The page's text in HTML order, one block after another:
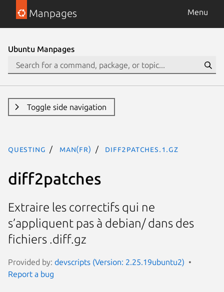
Manpages Menu
Ubuntu Manpages
Toggle side navigation
questing man(fr) diff2patches.1.gz
diff2patches
Extraire les correctifs qui ne
s’appliquent pas à debian/ dans des
fichiers .diff.gz
Provided by: devscripts (Version: 2.25.19ubuntu2)
Report a bug